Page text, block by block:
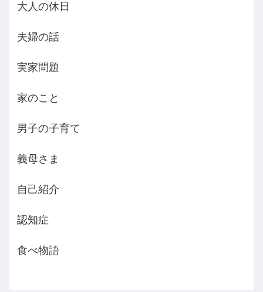
大人の休日
夫婦の話
実家問題
家のこと
男子の子育て
義母さま
自己紹介
認知症
食べ物語